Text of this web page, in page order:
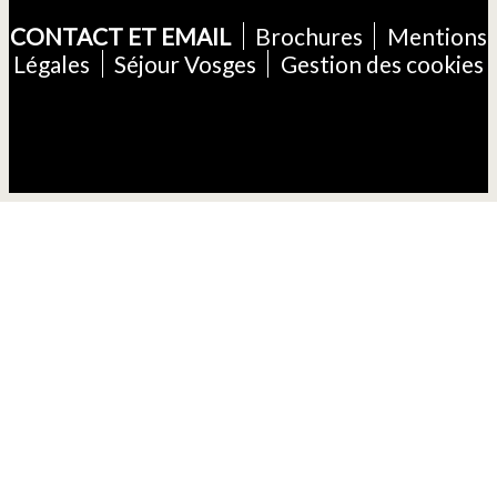
CONTACT ET EMAIL
Brochures
Mentions
Légales
Séjour Vosges Gestion des cookies